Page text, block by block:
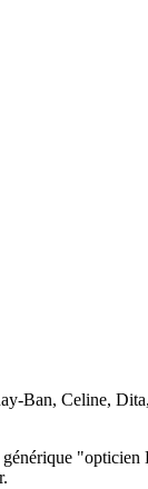
Ban, Celine,